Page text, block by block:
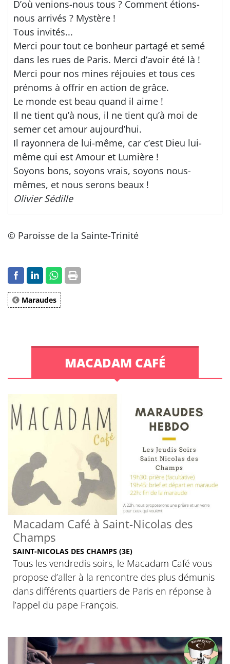
D’où venions-nous tous ? Comment étions-
nous arrivés ? Mystère !
Tous invités...
Merci pour tout ce bonheur partagé et semé
dans les rues de Paris. Merci d’avoir été là !
Merci pour nos mines réjouies et tous ces
prénoms à offrir en action de grâce.
Le monde est beau quand il aime !
Il ne tient qu’à nous, il ne tient qu’à moi de
semer cet amour aujourd’hui.
Il rayonnera de lui-même, car c’est Dieu lui-
même qui est Amour et Lumière !
Soyons bons, soyons vrais, soyons nous-
mêmes, et nous serons beaux !
Olivier Sédille
© Paroisse de la Sainte-Trinité
Maraudes
MACADAM CAFÉ
Macadam Café à Saint-Nicolas des
Champs
SAINT-NICOLAS DES CHAMPS (3E)
Tous les vendredis soirs, le Macadam Café vous
propose d’aller à la rencontre des plus démunis
dans différents quartiers de Paris en réponse à
l’appel du pape François.